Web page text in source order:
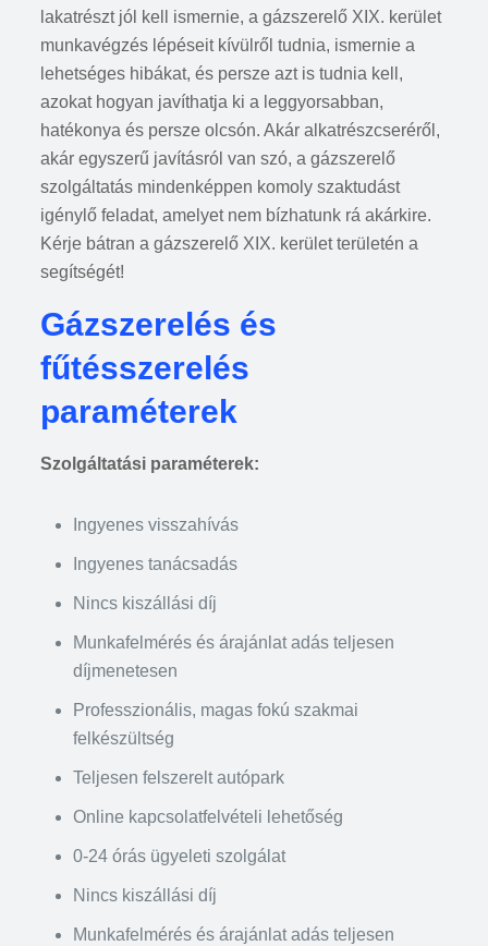
lakatrészt jól kell ismernie, a gázszerelő XIX. kerület
munkavégzés lépéseit kívülről tudnia, ismernie a
lehetséges hibákat, és persze azt is tudnia kell,
azokat hogyan javíthatja ki a leggyorsabban,
hatékonya és persze olcsón. Akár alkatrészcseréről,
akár egyszerű javításról van szó, a gázszerelő
szolgáltatás mindenképpen komoly szaktudást
igénylő feladat, amelyet nem bízhatunk rá akárkire.
Kérje bátran a gázszerelő XIX. kerület területén a
segítségét!
Gázszerelés és
fűtésszerelés
paraméterek
Szolgáltatási paraméterek:
Ingyenes visszahívás
Ingyenes tanácsadás
Nincs kiszállási díj
Munkafelmérés és árajánlat adás teljesen
díjmenetesen
Professzionális, magas fokú szakmai
felkészültség
Teljesen felszerelt autópark
Online kapcsolatfelvételi lehetőség
0-24 órás ügyeleti szolgálat
Nincs kiszállási díj
Munkafelmérés és árajánlat adás teljesen